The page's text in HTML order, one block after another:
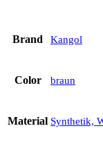
Brand Kangol
Color braun
Material Synthetik,